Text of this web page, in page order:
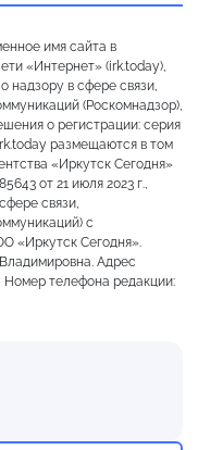
имя сайта в
«Интернет» (irk.today),
надзору в сфере связи,
(Роскомнадзор),
о регистрации: серия
размещаются в том
«Иркутск Сегодня»
от 21 июля 2023 г.,
связи,
с
«Иркутск Сегодня».
Адрес
Номер телефона редакции: